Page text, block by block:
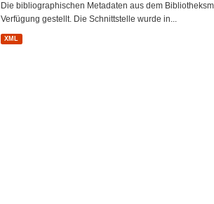
Die bibliographischen Metadaten aus dem
Verfügung gestellt. Die Schnittstelle wurde in...
XML